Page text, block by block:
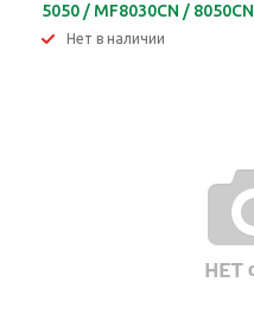
5050 / MF8030CN / 8050CN
Нет в наличии